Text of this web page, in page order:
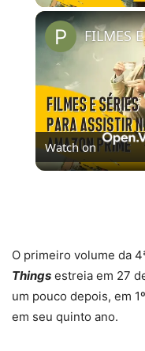
Watch on
O primeiro volume da
Things estreia em 27
um pouco depois, em
em seu quinto ano.